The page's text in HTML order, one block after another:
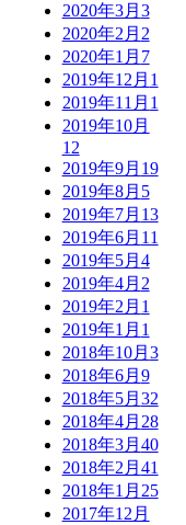
2020年3月 3
2020年2月 2
2020年1月 7
2019年12月 1
2019年11月 1
2019年10月
12
2019年9月 19
2019年8月 5
2019年7月 13
2019年6月 11
2019年5月 4
2019年4月 2
2019年2月 1
2019年1月 1
2018年10月 3
2018年6月 9
2018年5月 32
2018年4月 28
2018年3月 40
2018年2月 41
2018年1月 25
2017年12月